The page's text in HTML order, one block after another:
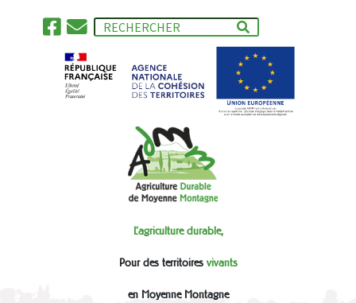
L'agriculture durable,
Pour des territoires vivants
en Moyenne Montagne